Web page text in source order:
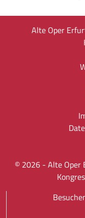
Alte Oper
© 2026 - Alte Oper